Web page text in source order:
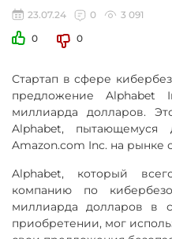
23.07.24 0
3 091
0
0
Стартап в сфере
предложение
миллиарда долларов.
Alphabet, пытающемуся
Amazon.com Inc. на рынке
Alphabet, который
компанию по
миллиарда долларов в
приобретении, мог